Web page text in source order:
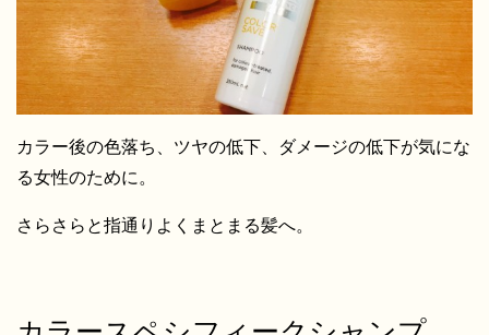
カラー後の色落ち、ツヤの低下、ダメージの低下が気にな
る女性のために。
さらさらと指通りよくまとまる髪へ。